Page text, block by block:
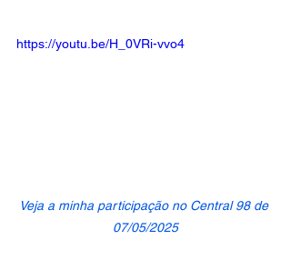
https://youtu.be/H_0VRi-vvo4
Veja a minha participação no Central 98 de
07/05/2025